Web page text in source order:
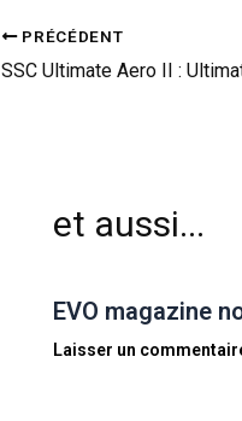
PRÉCÉDENT
SSC Ultimate Aero II :
et aussi...
EVO magazine
Laisser un